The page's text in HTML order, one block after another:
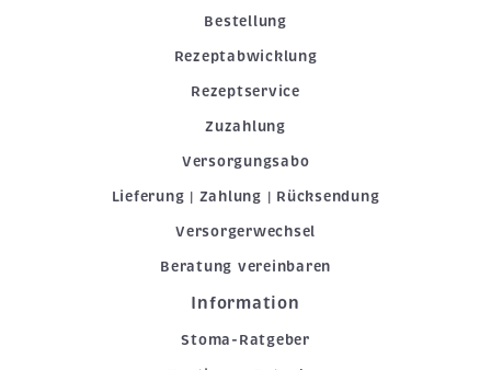
Bestellung
Rezeptabwicklung
Rezeptservice
Zuzahlung
Versorgungsabo
Lieferung | Zahlung | Rücksendung
Versorgerwechsel
Beratung vereinbaren
Information
Stoma-Ratgeber